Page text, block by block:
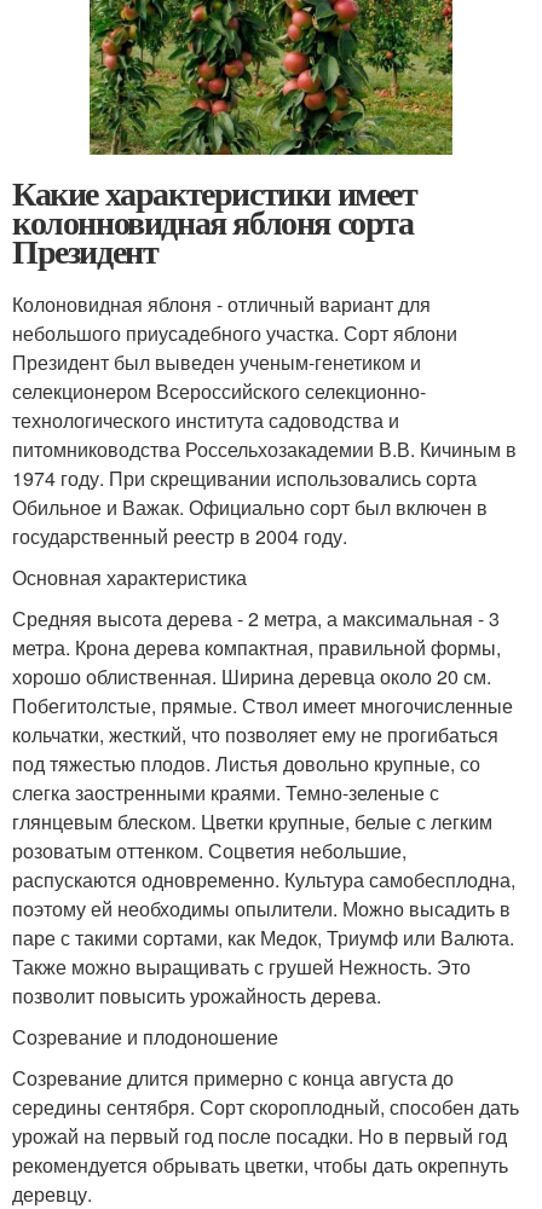
Какие характеристики имеет
колонновидная яблоня сорта
Президент
Колоновидная яблоня - отличный вариант для
небольшого приусадебного участка. Сорт яблони
Президент был выведен ученым-генетиком и
селекционером Всероссийского селекционно-
технологического института садоводства и
питомниководства Россельхозакадемии В.В. Кичиным в
1974 году. При скрещивании использовались сорта
Обильное и Важак. Официально сорт был включен в
государственный реестр в 2004 году.
Основная характеристика
Средняя высота дерева - 2 метра, а максимальная - 3
метра. Крона дерева компактная, правильной формы,
хорошо облиственная. Ширина деревца около 20 см.
Побегитолстые, прямые. Ствол имеет многочисленные
кольчатки, жесткий, что позволяет ему не прогибаться
под тяжестью плодов. Листья довольно крупные, со
слегка заостренными краями. Темно-зеленые с
глянцевым блеском. Цветки крупные, белые с легким
розоватым оттенком. Соцветия небольшие,
распускаются одновременно. Культура самобесплодна,
поэтому ей необходимы опылители. Можно высадить в
паре с такими сортами, как Медок, Триумф или Валюта.
Также можно выращивать с грушей Нежность. Это
позволит повысить урожайность дерева.
Созревание и плодоношение
Созревание длится примерно с конца августа до
середины сентября. Сорт скороплодный, способен дать
урожай на первый год после посадки. Но в первый год
рекомендуется обрывать цветки, чтобы дать окрепнуть
деревцу.